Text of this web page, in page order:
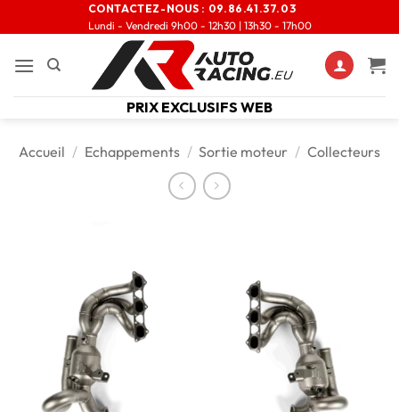
CONTACTEZ-NOUS : 09.86.41.37.03
Lundi - Vendredi 9h00 - 12h30 | 13h30 - 17h00
PRIX EXCLUSIFS WEB
Accueil / Echappements / Sortie moteur / Collecteurs